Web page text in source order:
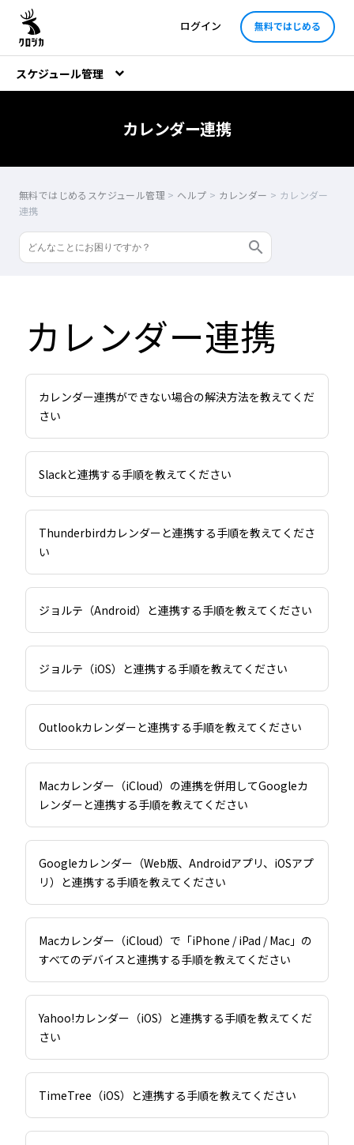
ログイン 無料ではじめる
スケジュール管理
カレンダー連携
無料ではじめるスケジュール管理 > ヘルプ > カレンダー > カレンダー
連携
カレンダー連携
カレンダー連携ができない場合の解決方法を教えてくだ
さい
Slackと連携する手順を教えてください
Thunderbirdカレンダーと連携する手順を教えてくださ
い
ジョルテ（Android）と連携する手順を教えてください
ジョルテ（iOS）と連携する手順を教えてください
Outlookカレンダーと連携する手順を教えてください
Macカレンダー（iCloud）の連携を併用してGoogleカ
レンダーと連携する手順を教えてください
Googleカレンダー（Web版、Androidアプリ、iOSアプ
リ）と連携する手順を教えてください
Macカレンダー（iCloud）で「iPhone / iPad / Mac」の
すべてのデバイスと連携する手順を教えてください
Yahoo!カレンダー（iOS）と連携する手順を教えてくだ
さい
TimeTree（iOS）と連携する手順を教えてください